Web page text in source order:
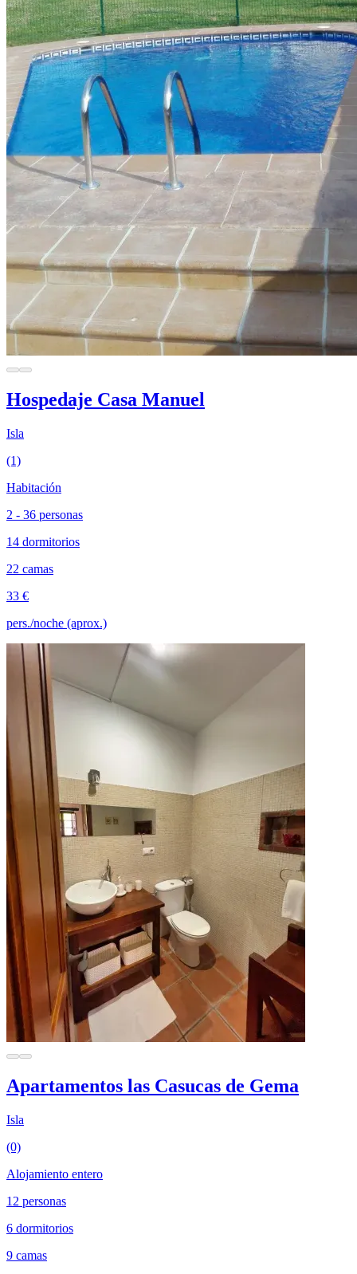
Hospedaje Casa Manuel
Isla
(1)
Habitación
2 - 36 personas
14 dormitorios
22 camas
33 €
pers./noche (aprox.)
Apartamentos las Casucas de Gema
Isla
(0)
Alojamiento entero
12 personas
6 dormitorios
9 camas